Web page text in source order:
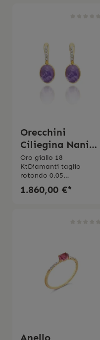
Orecchini
Ciliegina Nanis
Violetta
"Boules"
Oro giallo 18
KtDiamanti taglio
rotondo 0.05
ct Purezza VSColore
GTriplette di cristallo di
1.860,00 €*
Anello